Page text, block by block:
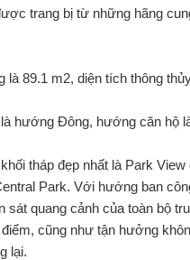
trang bị từ những hãng
là 89.1 m2, diện tích thông
hướng Đông, hướng căn hộ
tháp đẹp nhất là Park View
Park. Với hướng ban
sát quang cảnh của toàn bộ
cũng như tận hưởng
lại.